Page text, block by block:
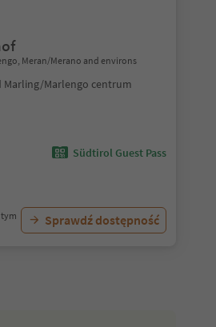
Meran/Merano and environs
Marling/Marlengo centrum
Südtirol Guest Pass
Sprawdź dostępność